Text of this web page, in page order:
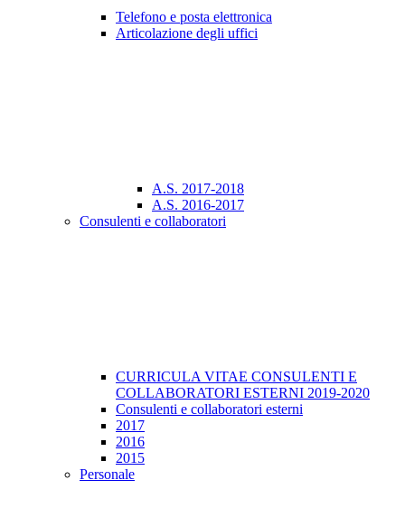
Telefono e posta elettronica
Articolazione degli uffici
A.S. 2017-2018
A.S. 2016-2017
Consulenti e collaboratori
CURRICULA VITAE CONSULENTI E
COLLABORATORI ESTERNI 2019-2020
Consulenti e collaboratori esterni
2017
2016
2015
Personale